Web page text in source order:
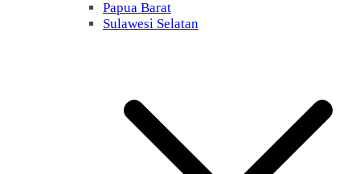
Papua Barat
Sulawesi Selatan